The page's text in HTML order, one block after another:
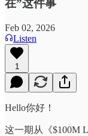
在”这件事
Feb 02, 2026
Listen
1
Hello你好！
这一期从《$100M